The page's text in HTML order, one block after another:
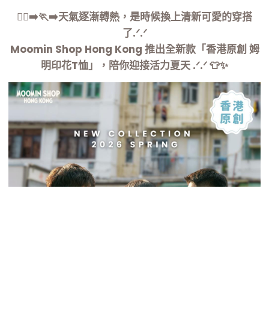
🏃‍♀️‍➡️🏃‍➡️天氣逐漸轉熱，是時候換上清新可愛的穿搭
了.ᐟ.ᐟ
Moomin Shop Hong Kong 推出全新款「香港原創 姆
明印花T恤」，陪你迎接活力夏天 .ᐟ.ᐟ 👕✨